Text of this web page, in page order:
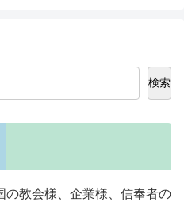
検索
の教会様、企業様、信奉者の